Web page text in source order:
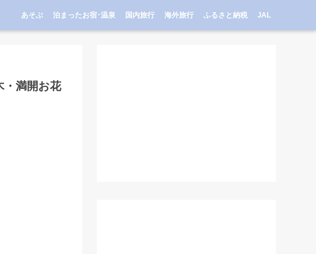
あそぶ 泊まったお宿･温泉 国内旅行 海外旅行 ふるさと納税 JAL
・満開お花